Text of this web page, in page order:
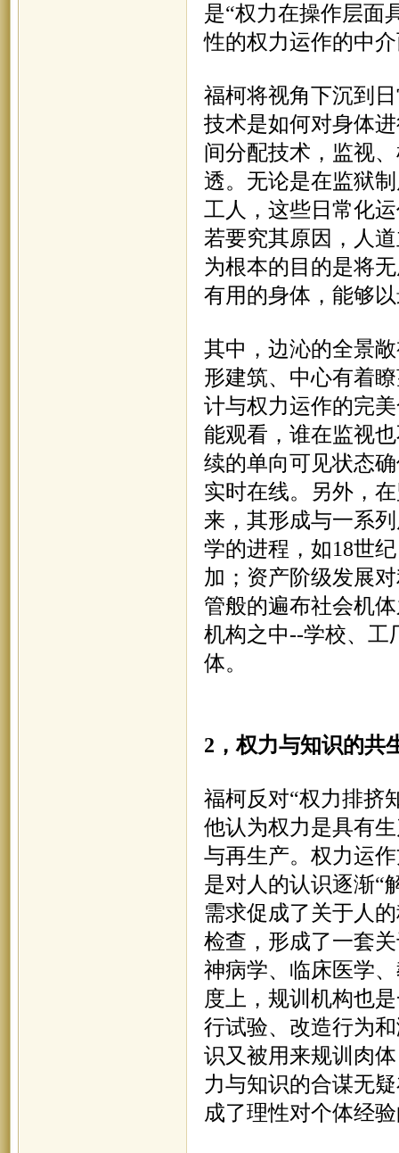
是“权力在操作层面
性的权力运作的中
福柯将视角下沉到
技术是如何对身体
间分配技术，监视
透。无论是在监狱
工人，这些日常化
若要究其原因，人
为根本的目的是将
有用的身体，能够
其中，边沁的全景
形建筑、中心有着
计与权力运作的完
能观看，谁在监视
续的单向可见状态
实时在线。另外，
来，其形成与一系
学的进程，如18世
加；资产阶级发展
管般的遍布社会机
机构之中--学校、工
体。
2，权力与知识的共
福柯反对“权力排挤
他认为权力是具有
与再生产。权力运
是对人的认识逐渐“
需求促成了关于人
检查，形成了一套
神病学、临床医学
度上，规训机构也
行试验、改造行为
识又被用来规训肉
力与知识的合谋无
成了理性对个体经